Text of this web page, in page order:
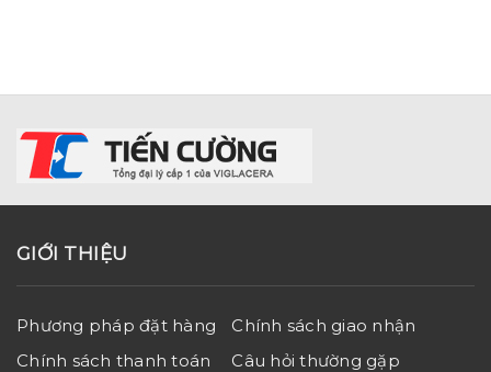
GIỚI THIỆU
Phương pháp đặt hàng
Chính sách giao nhận
Chính sách thanh toán
Câu hỏi thường gặp